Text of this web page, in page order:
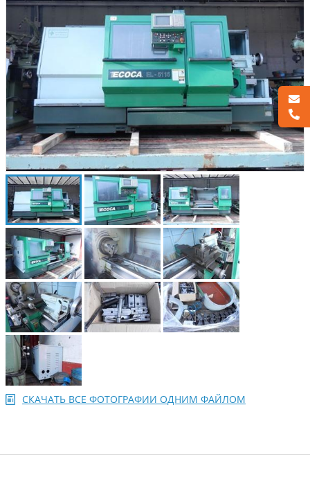
СКАЧАТЬ ВСЕ ФОТОГРАФИИ ОДНИМ ФАЙЛОМ